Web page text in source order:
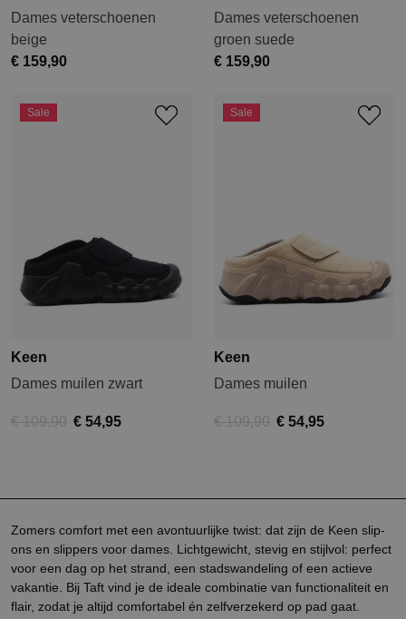
Zomers comfort met een avontuurlijke twist: dat zijn de Keen slip-
ons en slippers voor dames. Lichtgewicht, stevig en stijlvol: perfect
voor een dag op het strand, een stadswandeling of een actieve
vakantie. Bij Taft vind je de ideale combinatie van functionaliteit en
flair, zodat je altijd comfortabel én zelfverzekerd op pad gaat.
Dames veterschoenen
beige
€ 159,90
Dames veterschoenen
groen suede
€ 159,90
Sale
Keen
Dames muilen zwart
€ 109,90 € 54,95
Sale
Keen
Dames muilen
€ 109,90 € 54,95